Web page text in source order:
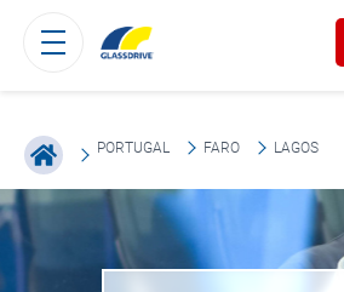
PORTUGAL FARO LAGOS